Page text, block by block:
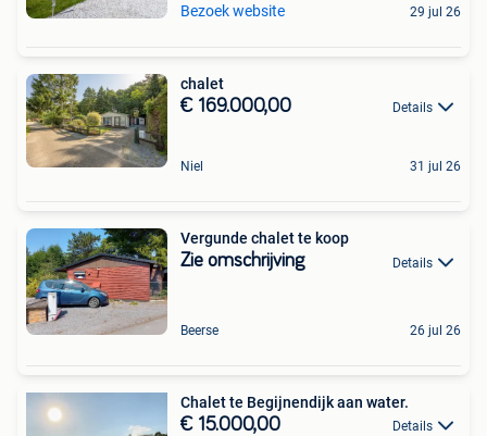
Bezoek website 29 jul 26
chalet
€ 169.000,00 Details
Niel 31 jul 26
Vergunde chalet te koop
Zie omschrijving Details
Beerse 26 jul 26
Chalet te Begijnendijk aan water.
€ 15.000,00 Details